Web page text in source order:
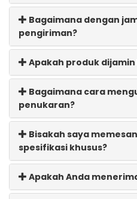
Bagaimana dengan
pengiriman?
Apakah produk
Bagaimana cara
penukaran?
Bisakah saya
spesifikasi khusus?
Apakah Anda